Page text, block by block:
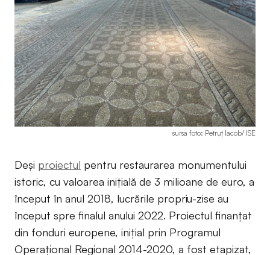
sursa foto: Petruț Iacob/ ISE
Deși proiectul pentru restaurarea monumentului
istoric, cu valoarea inițială de 3 milioane de euro, a
început în anul 2018, lucrările propriu-zise au
început spre finalul anului 2022. Proiectul finanțat
din fonduri europene, inițial prin Programul
Operațional Regional 2014-2020, a fost etapizat,